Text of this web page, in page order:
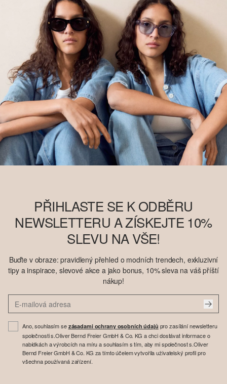
PŘIHLASTE SE K ODBĚRU
NEWSLETTERU A ZÍSKEJTE 10%
SLEVU NA VŠE!
Buďte v obraze: pravidlený přehled o modních trendech, exkluzivní
tipy a inspirace, slevové akce a jako bonus, 10% sleva na váš příští
nákup!
Ano, souhlasím se zásadami ochrany osobních údajů pro zasílání newsletteru
společnosti s.Oliver Bernd Freier GmbH & Co. KG a chci dostávat informace o
nabídkách a výrobcích na míru a souhlasím s tím, aby mi společnost s.Oliver
Bernd Freier GmbH & Co. KG za tímto účelem vytvořila uživatelský profil pro
všechna používaná zařízení.